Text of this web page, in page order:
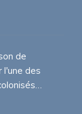
de
l'une des